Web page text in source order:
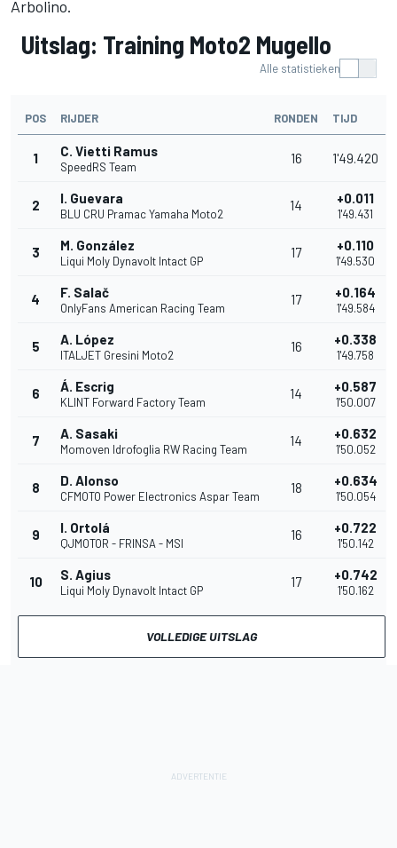
Arbolino.
Uitslag: Training Moto2 Mugello
Alle statistieken
POS RIJDER RONDEN TIJD
1 C. Vietti Ramus
SpeedRS Team
16 1'49.420
2 I. Guevara
BLU CRU Pramac Yamaha Moto2
14 +0.011
1'49.431
3 M. González
Liqui Moly Dynavolt Intact GP
17 +0.110
1'49.530
4 F. Salač
OnlyFans American Racing Team
17 +0.164
1'49.584
5 A. López
ITALJET Gresini Moto2
16 +0.338
1'49.758
6 Á. Escrig
KLINT Forward Factory Team
14 +0.587
1'50.007
7 A. Sasaki
Momoven Idrofoglia RW Racing Team
14 +0.632
1'50.052
8 D. Alonso
CFMOTO Power Electronics Aspar Team
18 +0.634
1'50.054
9 I. Ortolá
QJMOTOR - FRINSA - MSI
16 +0.722
1'50.142
10 S. Agius
Liqui Moly Dynavolt Intact GP
17 +0.742
1'50.162
VOLLEDIGE UITSLAG